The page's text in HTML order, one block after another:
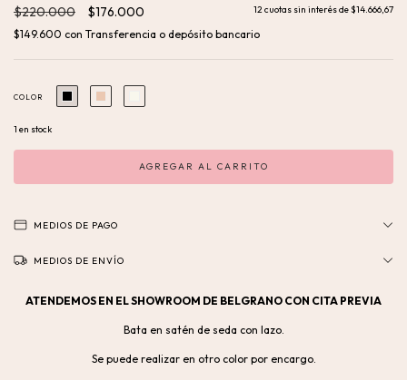
$220.000 $176.000 12cuotas sin interés de$14.666,67
$149.600 con Transferencia o depósito bancario
COLOR
1 en stock
MEDIOS DE PAGO
MEDIOS DE ENVÍO
ATENDEMOS EN EL SHOWROOM DE BELGRANO CON CITA PREVIA
Bata en satén de seda con lazo.
Se puede realizar en otro color por encargo.